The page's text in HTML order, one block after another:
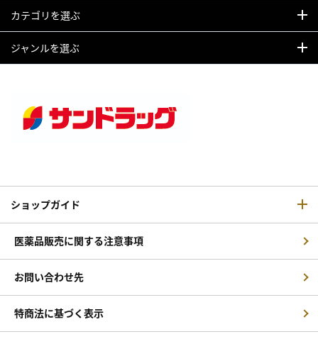
カテゴリを選ぶ
ジャンルを選ぶ
ショップガイド
医薬品販売に関する注意事項
お問い合わせ先
特商法に基づく表示